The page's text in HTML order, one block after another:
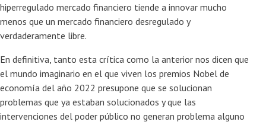
hiperregulado mercado financiero tiende a innovar mucho
menos que un mercado financiero desregulado y
verdaderamente libre.
En definitiva, tanto esta crítica como la anterior nos dicen que
el mundo imaginario en el que viven los premios Nobel de
economía del año 2022 presupone que se solucionan
problemas que ya estaban solucionados y que las
intervenciones del poder público no generan problema alguno